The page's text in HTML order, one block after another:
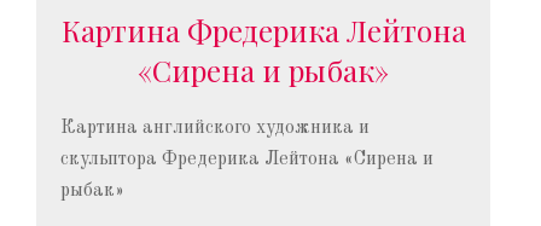
Картина Фредерика Лейтона
«Сирена и рыбак»
Картина английского художника и
скульптора Фредерика Лейтона «Сирена и
рыбак»